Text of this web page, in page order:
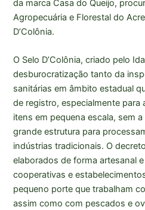
da marca Casa do Queijo,
Agropecuária e Florestal do
D’Colônia.
O Selo D’Colônia, criado pelo
desburocratização tanto da
sanitárias em âmbito estadual
de registro, especialmente para
itens em pequena escala, sem
grande estrutura para
indústrias tradicionais. O
elaborados de forma artesanal
cooperativas e
pequeno porte que trabalham
assim como com pescados e